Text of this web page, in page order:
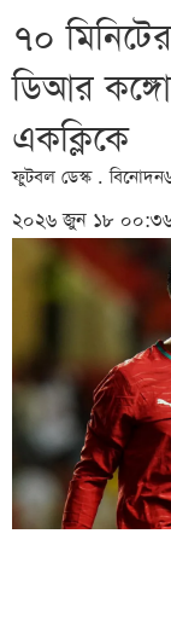
৭০
ডিআর
একক্লিকে
ফুটবল ডেস্ক .
২০২৬ জুন ১৮